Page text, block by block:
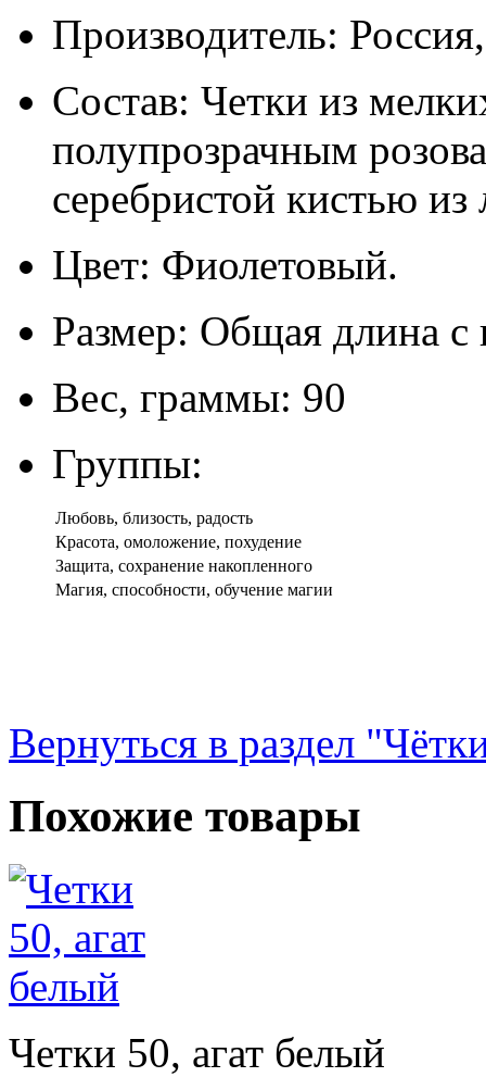
Производитель:
Состав: Четки из
полупрозрачным
серебристой кистью из
Цвет: Фиолетовый.
Размер: Общая длина с
Вес, граммы: 90
Группы:
Любовь, близость, радость
Красота, омоложение, похудение
Защита, сохранение накопленного
Магия, способности, обучение магии
Вернуться в раздел
Похожие товары
Четки 50, агат белый